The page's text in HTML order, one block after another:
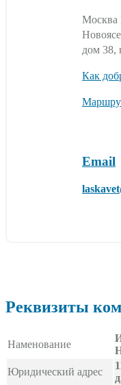
дом 38,
Как
Email
Реквизиты
Наменование
Юридический адрес